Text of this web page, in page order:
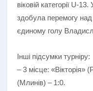
віковій категорії U-
здобула перемогу
єдиному голу
Інші підсумки турніру:
– 3 місце: «Вікторія»
(Млинів) – 1:0.